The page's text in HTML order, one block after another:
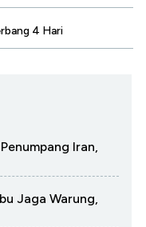
4 Hari
Iran,
Jaga Warung,